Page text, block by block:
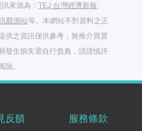
來源為： TEJ 台灣經濟新報、
觀測站等。本網站不對資料之正
供之資訊僅供參考，無推介買賣
發生損失需自行負責，請謹慎評
險。
反饋 服務條款